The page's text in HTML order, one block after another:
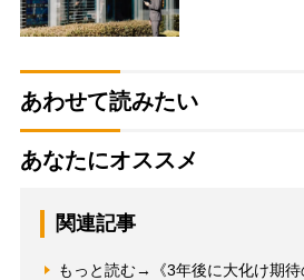
あわせて読みたい
あなたにオススメ
関連記事
もっと読む→《3年後に大化け期